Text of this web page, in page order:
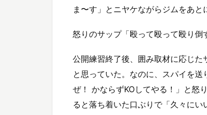
ま〜す」とニヤケながらジムをあ
怒りのサップ「殴って殴って殴り倒
公開練習終了後、囲み取材に応じた
と思っていた。なのに、スパイを
ぜ！ かならずKOしてやる！」と怒
ると落ち着いた口ぶりで「久々に